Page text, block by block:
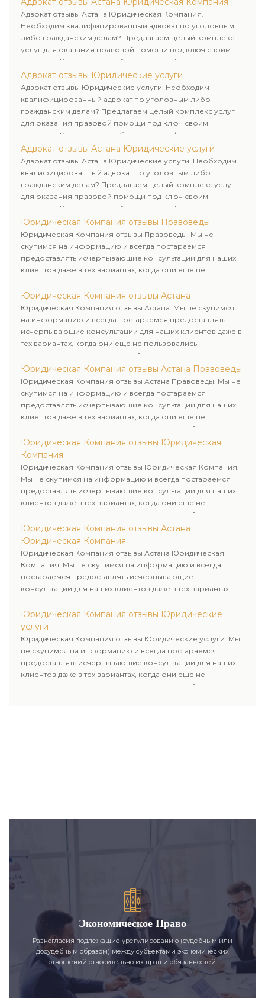
клиенту.
Адвокат отзывы Астана Юридическая Компания.
Необходим квалифицированный адвокат по уголовным
либо гражданским делам? Предлагаем целый комплекс
услуг для оказания правовой помощи под ключ своим
клиентам. Комплексное обслуживание физических и
юридических лиц. Индивидуальный подход к каждому
клиенту.
Адвокат отзывы Юридические услуги
Адвокат отзывы Юридические услуги. Необходим
квалифицированный адвокат по уголовным либо
гражданским делам? Предлагаем целый комплекс услуг
для оказания правовой помощи под ключ своим
клиентам. Комплексное обслуживание физических и
юридических лиц. Индивидуальный подход к каждому
клиенту.
Адвокат отзывы Астана Юридические услуги
Адвокат отзывы Астана Юридические услуги. Необходим
квалифицированный адвокат по уголовным либо
гражданским делам? Предлагаем целый комплекс услуг
для оказания правовой помощи под ключ своим
клиентам. Комплексное обслуживание физических и
юридических лиц. Индивидуальный подход к каждому
клиенту.
Юридическая Компания отзывы Правоведы
Юридическая Компания отзывы Правоведы. Мы не
скупимся на информацию и всегда постараемся
предоставлять исчерпывающие консультации для наших
клиентов даже в тех вариантах, когда они еще не
пользовались юридическими услугами нашей компании.
Юридическая Компания отзывы Астана
Юридическая Компания отзывы Астана. Мы не скупимся
на информацию и всегда постараемся предоставлять
исчерпывающие консультации для наших клиентов даже в
тех вариантах, когда они еще не пользовались
юридическими услугами нашей компании.
Юридическая Компания отзывы Астана Правоведы
Юридическая Компания отзывы Астана Правоведы. Мы не
скупимся на информацию и всегда постараемся
предоставлять исчерпывающие консультации для наших
клиентов даже в тех вариантах, когда они еще не
пользовались юридическими услугами нашей компании.
Юридическая Компания отзывы Юридическая
Компания
Юридическая Компания отзывы Юридическая Компания.
Мы не скупимся на информацию и всегда постараемся
предоставлять исчерпывающие консультации для наших
клиентов даже в тех вариантах, когда они еще не
пользовались юридическими услугами нашей компании.
Юридическая Компания отзывы Астана
Юридическая Компания
Юридическая Компания отзывы Астана Юридическая
Компания. Мы не скупимся на информацию и всегда
постараемся предоставлять исчерпывающие
консультации для наших клиентов даже в тех вариантах,
нашей компании.
Юридическая Компания отзывы Юридические
услуги
Юридическая Компания отзывы Юридические услуги. Мы
не скупимся на информацию и всегда постараемся
предоставлять исчерпывающие консультации для наших
клиентов даже в тех вариантах, когда они еще не
пользовались юридическими услугами нашей компании.
Экономическое Право
Разногласия подлежащие урегулированию (судебным или
досудебным образом) между субъектами экономических
отношений относительно их прав и обязанностей.